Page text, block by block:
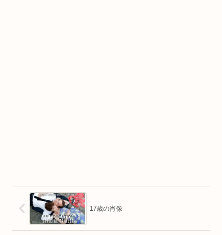
17歳の肖像